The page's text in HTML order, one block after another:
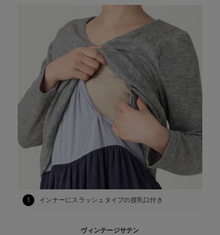
1 インナーにスラッシュタイプの授乳口付き
ヴィンテージサテン